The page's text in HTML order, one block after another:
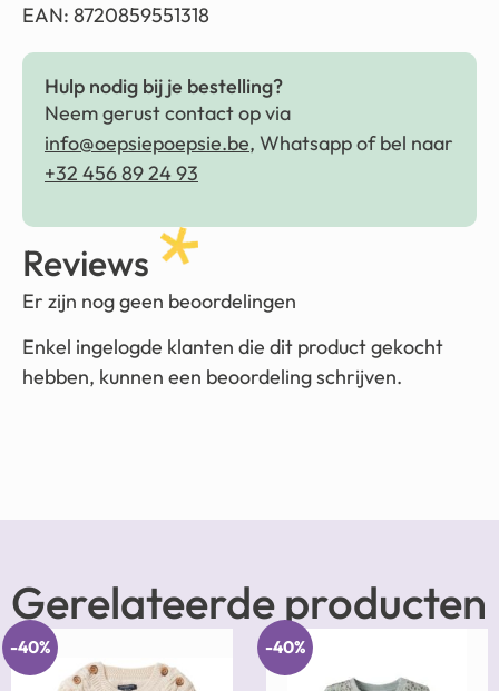
EAN: 8720859551318
Hulp nodig bij je bestelling?
Neem gerust contact op via
info@oepsiepoepsie.be, Whatsapp of bel naar
+32 456 89 24 93
Reviews
Er zijn nog geen beoordelingen
Enkel ingelogde klanten die dit product gekocht
hebben, kunnen een beoordeling schrijven.
Gerelateerde producten
-40% -40%